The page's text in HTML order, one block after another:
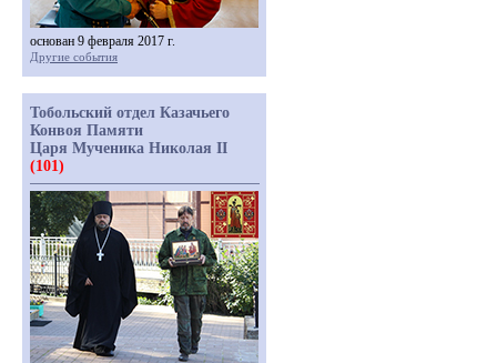
основан 9 февраля 2017 г.
Другие события
Тобольский отдел Казачьего
Конвоя Памяти
Царя Мученика Николая II
(101)